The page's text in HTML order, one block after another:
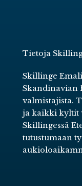
Tietoja
Skillinge
Skandinavian
valmistajista.
ja kaikki kyltit
Skillingessä
tutustumaan